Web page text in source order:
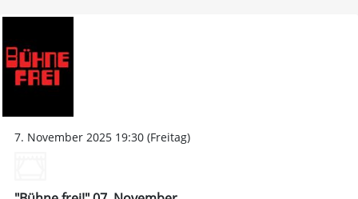
7. November 2025 19:30 (Freitag)